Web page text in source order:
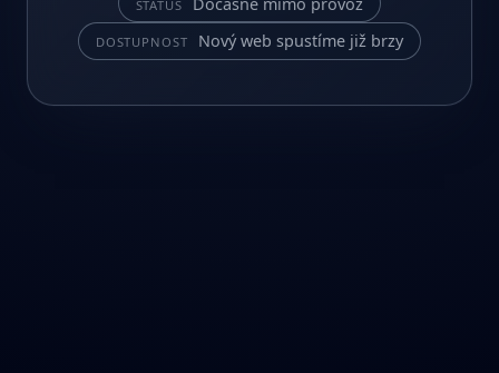
STATUS
DOSTUPNOST Nový web spustíme již brzy